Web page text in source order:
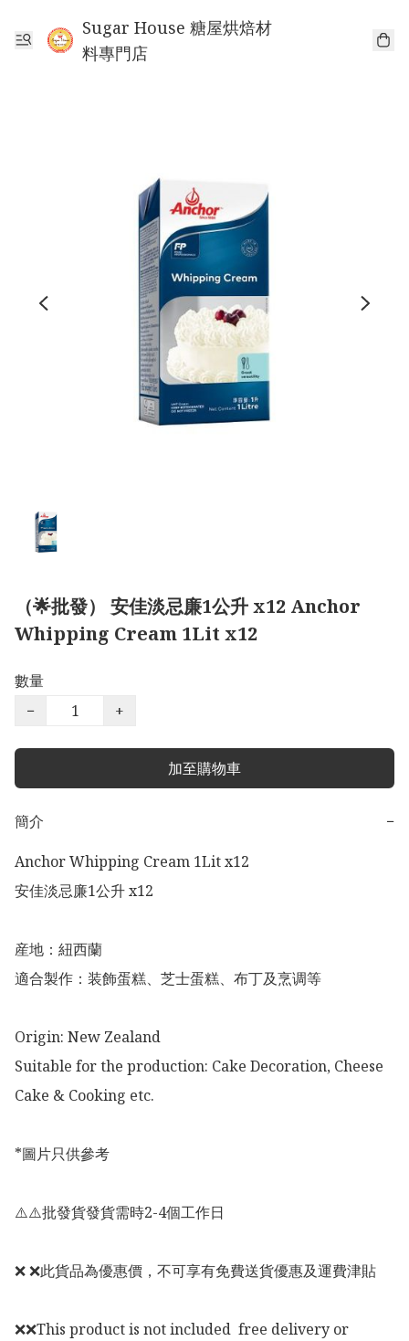
Sugar House 糖屋烘焙材
料專門店
（🌟批發） 安佳淡忌廉1公升 x12 Anchor
Whipping Cream 1Lit x12
數量
−
+
加至購物車
簡介
−
Anchor Whipping Cream 1Lit x12
安佳淡忌廉1公升 x12
産地：紐西蘭
適合製作：装飾蛋糕、芝士蛋糕、布丁及烹调等
Origin: New Zealand
Suitable for the production: Cake Decoration, Cheese
Cake & Cooking etc.
*圖片只供參考
⚠️⚠️批發貨發貨需時2-4個工作日
❌ ❌此貨品為優惠價，不可享有免費送貨優惠及運費津貼
❌❌This product is not included  free delivery or